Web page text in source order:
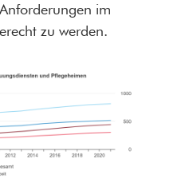
im
zu werden.